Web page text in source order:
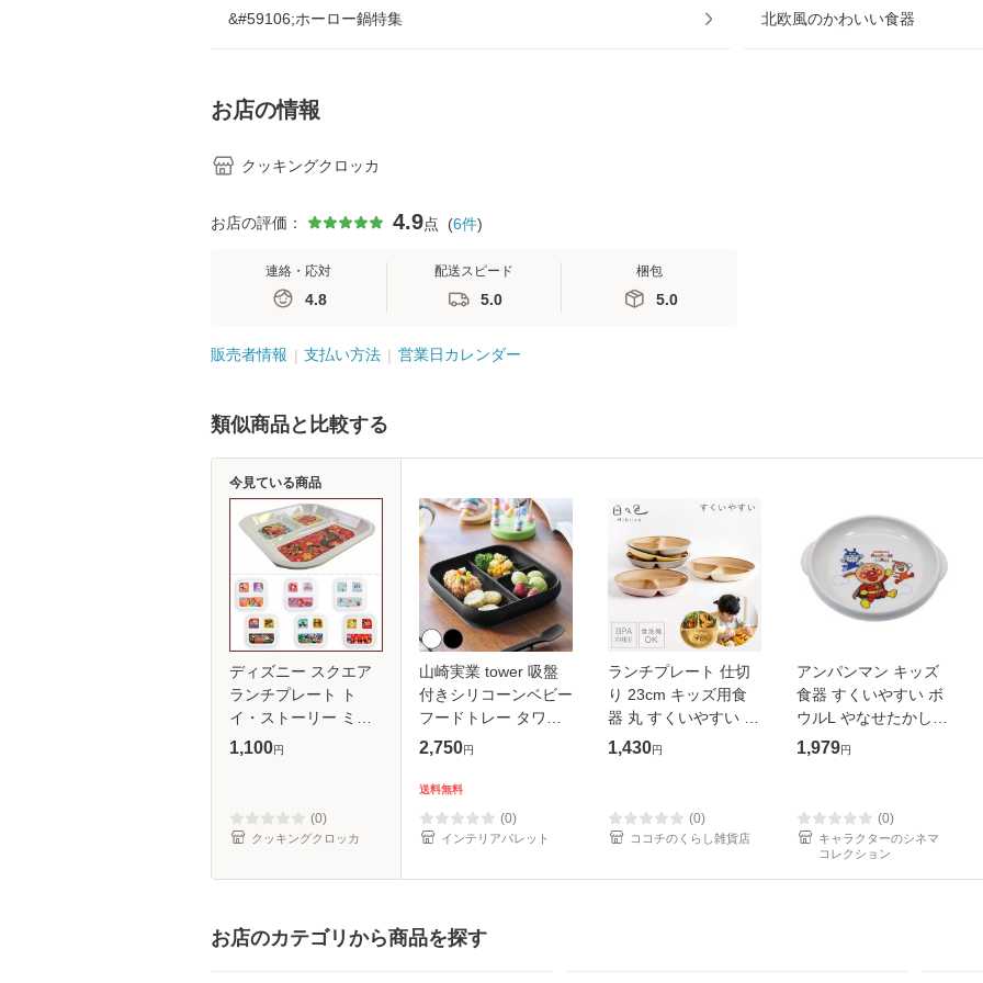
&#59106;ホーロー鍋特集 北欧風のかわいい食器
お店の情報
クッキングクロッカ
お店の評価： 4.9点 (6件)
連絡・応対
4.8
配送スピード
5.0
梱包
5.0
販売者情報 支払い方法 営業日カレンダー
類似商品と比較する
ディズニー スクエア
ランチプレート ト
イ・ストーリー ミッ
キー&ミニー エレナ
供 男の子
1,100円
(0)
クッキングクロッカ
今見ている商品
山崎実業 tower 吸盤
付きシリコーンベビー
フードトレー タワー
（ 4903208100496 タ
き シリコーンベビー
フードトレー
2,750円
送料無料
(0)
インテリアパレット
ランチプレート 仕切
り 23cm キッズ用食
器 丸 すくいやすい 深
め 1歳 皿 子供用食器
割れない
1,430円
(0)
ココチのくらし雑貨店
アンパンマン キッズ
食器 すくいやすい ボ
ウルL やなせたかし
日本製 キャラクター
1,979円
(0)
キャラクターのシネマ
コレクション
お店のカテゴリから商品を探す